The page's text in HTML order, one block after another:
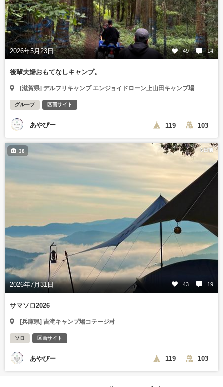
2026年5月23日 49 14
後輩夫婦おもてなしキャンプ。
[滋賀県] デルフリキャンプ エンジョイドローン上山田キャンプ場
グループ 区画サイト
あやぴー 119 103
6日前
2026年7月31日 43 19
38
サマソロ2026
[兵庫県] 吉滝キャンプ場コテージ村
ソロ 区画サイト
あやぴー 119 103